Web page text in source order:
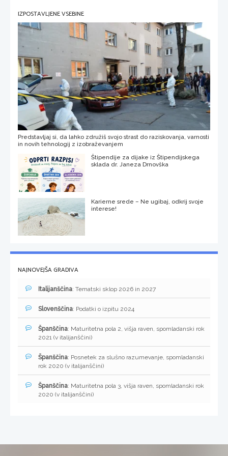
IZPOSTAVLJENE VSEBINE
Predstavljaj si, da lahko združiš svojo strast do raziskovanja, varnosti
in novih tehnologij z izobraževanjem
Štipendije za dijake iz Štipendijskega
sklada dr. Janeza Drnovška
Karierne srede – Ne ugibaj, odkrij svoje
interese!
NAJNOVEJŠA GRADIVA
Italijanščina: Tematski sklop 2026 in 2027
Slovenščina: Podatki o izpitu 2024
Španščina: Maturitetna pola 2, višja raven, spomladanski rok
2021 (v italijanščini)
Španščina: Posnetek za slušno razumevanje, spomladanski
rok 2020 (v italijanščini)
Španščina: Maturitetna pola 3, višja raven, spomladanski rok
2020 (v italijanščini)